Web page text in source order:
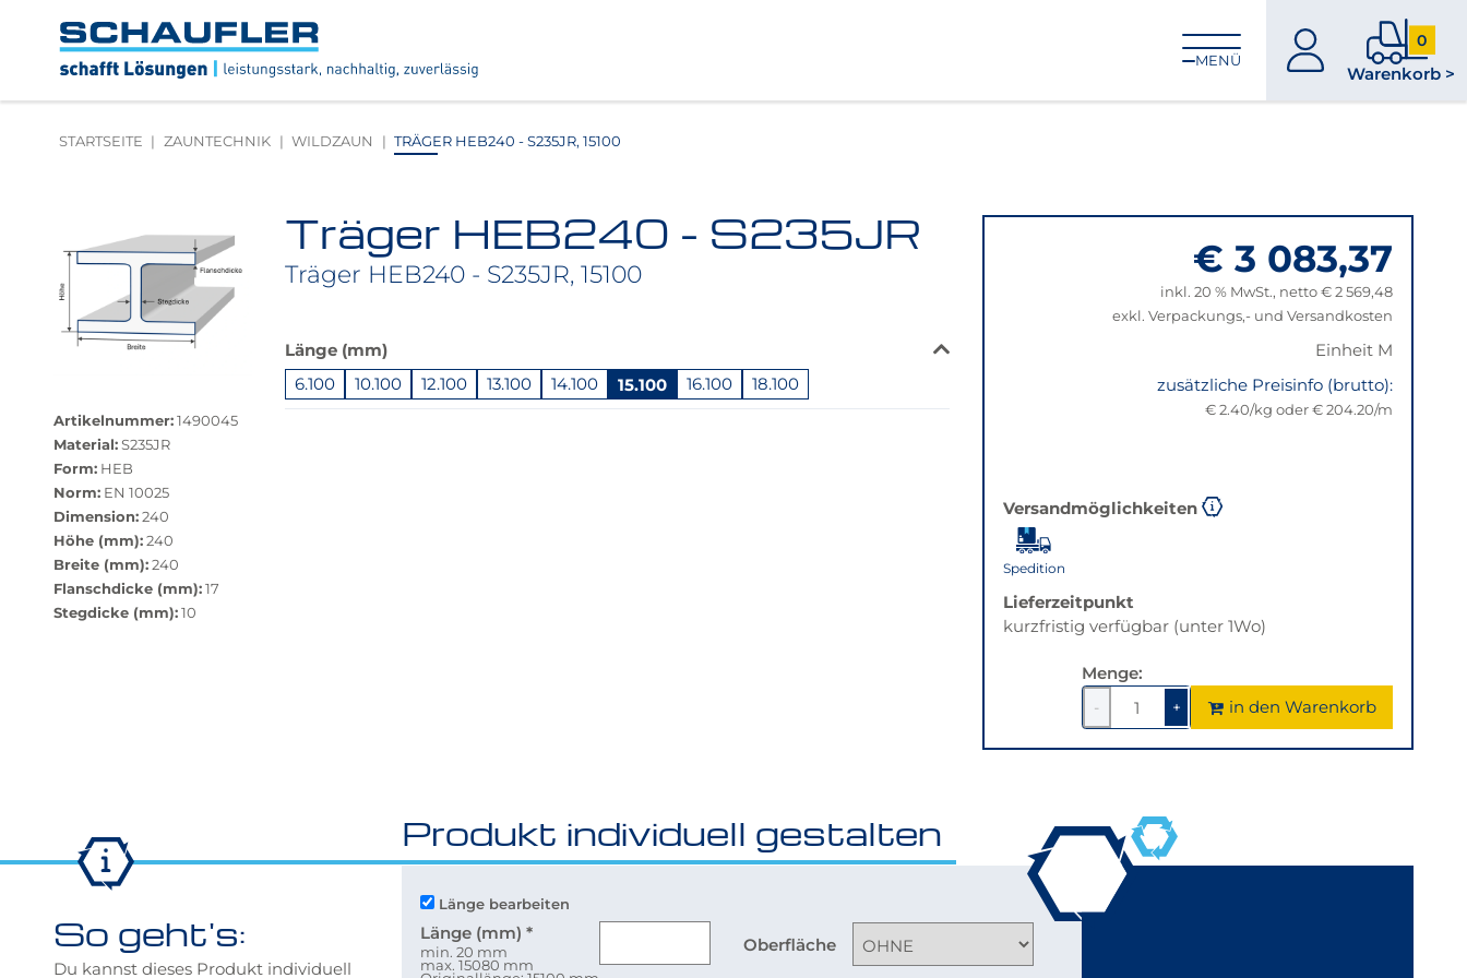
Hauptnavigation
Footernavigation
Logo
verlinkt
zur
MENÜ
zum
0
Warenkorb >
0
im
STARTSEITE ZAUNTECHNIK WILDZAUN TRÄGER HEB240 - S235JR, 15100
überspringen
Artikelnummer:1490045
Material:S235JR
Form:HEB
Norm:EN 10025
Dimension:240
Höhe (mm):240
Breite (mm):240
Flanschdicke (mm):17
Stegdicke (mm):10
Träger HEB240 - S235JR
Träger HEB240 - S235JR, 15100
Das
Produkt
ist
in
Länge (mm)
6.100 10.100 12.100 13.100 14.100 15.100 16.100
18.100
€ 3 083,37
inkl. 20 % MwSt., netto € 2 569,48
exkl. Verpackungs,- und Versandkosten
Einheit M
zusätzliche Preisinfo (brutto):
€ 2.40/kg oder € 204.20/m
Versandmöglichkeiten
Spedition
Lieferzeitpunkt
kurzfristig verfügbar (unter 1Wo)
Menge:
-
1
um
1
+
1
um
1
in den Warenkorb
Produkt individuell gestalten
So geht's:
Du kannst dieses Produkt individuell
Länge bearbeiten
Länge (mm)*
min. 20 mm
max. 15080 mm
Oberfläche